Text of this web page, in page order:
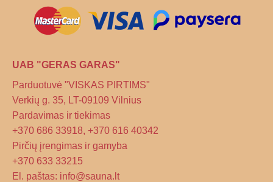
the
product
page
UAB "GERAS GARAS"
Parduotuvė "VISKAS PIRTIMS"
Verkių g. 35, LT-09109 Vilnius
Pardavimas ir tiekimas
+370 686 33918, +370 616 40342
Pirčių įrengimas ir gamyba
+370 633 33215
El. paštas: info@sauna.lt